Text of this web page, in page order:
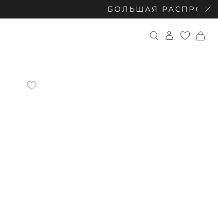
БОЛЬШАЯ РАСПРОДАЖА: